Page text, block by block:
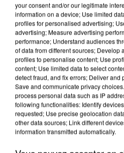
6 août 2026
Une touriste de l’Oise
boue en Haute-Savoie
Son corps a été retrouvé à
your consent and/or our legitimate
information on a device; Use limited
profiles for personalised advertising;
advertising; Measure advertising
performance; Understand audiences
of data from different sources; Develop
profiles to personalise content; Use
content; Use limited data to select
detect fraud, and fix errors; Deliver
Save and communicate privacy
process personal data such as IP
following functionalities: Identify
requested; Use precise geolocation
other data sources; Link different
information transmitted automatically.